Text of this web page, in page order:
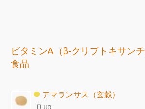
ビタミンA（β-クリプトキサン
食品
アマランサス（玄穀）
0 μg